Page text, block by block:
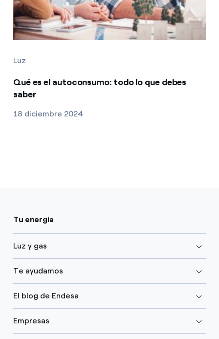
Luz
Qué es el autoconsumo: todo lo que debes
saber
18 diciembre 2024
Tu energía
Luz y gas
Te ayudamos
El blog de Endesa
Empresas